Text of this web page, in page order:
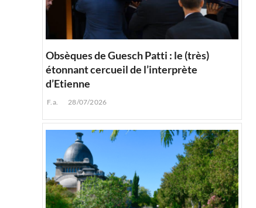
Obsèques de Guesch Patti : le (très)
étonnant cercueil de l’interprète
d’Etienne
F.a. 28/07/2026